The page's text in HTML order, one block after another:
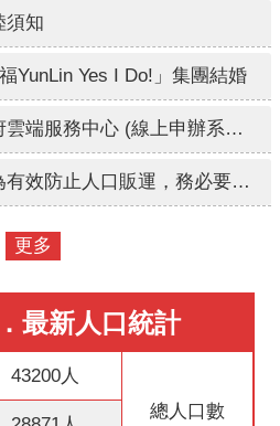
須知
YunLin Yes I Do!」集團結婚
務中心 (線上申辦系統)，敬請多加利用。
效防止人口販運，務必要提高警覺。
更多
最新人口統計
43200人
總人口數